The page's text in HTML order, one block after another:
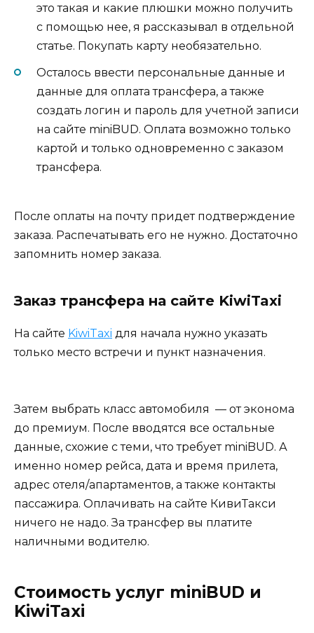
это такая и какие плюшки можно получить
с помощью нее, я рассказывал в отдельной
статье. Покупать карту необязательно.
Осталось ввести персональные данные и
данные для оплата трансфера, а также
создать логин и пароль для учетной записи
на сайте miniBUD. Оплата возможно только
картой и только одновременно с заказом
трансфера.
После оплаты на почту придет подтверждение
заказа. Распечатывать его не нужно. Достаточно
запомнить номер заказа.
Заказ трансфера на сайте KiwiTaxi
На сайте KiwiTaxi для начала нужно указать
только место встречи и пункт назначения.
Затем выбрать класс автомобиля — от эконома
до премиум. После вводятся все остальные
данные, схожие с теми, что требует miniBUD. А
именно номер рейса, дата и время прилета,
адрес отеля/апартаментов, а также контакты
пассажира. Оплачивать на сайте КивиТакси
ничего не надо. За трансфер вы платите
наличными водителю.
Стоимость услуг miniBUD и
KiwiTaxi